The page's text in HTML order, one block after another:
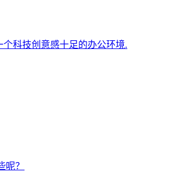
科技创意感十足的办公环境.
？